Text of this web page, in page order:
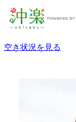
空き状況を見る